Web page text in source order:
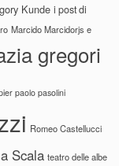
Kunde i post di
Marcido Marcidorjs e
gregori
paolo pasolini
Romeo Castellucci
Scala teatro delle albe